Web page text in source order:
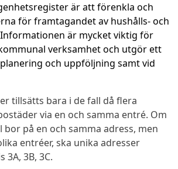
är att förenkla och
för framtagandet av hushålls- och
är mycket viktig för
verksamhet och utgör ett
och uppföljning samt vid
tillsätts bara i de fall då flera
via en och samma entré. Om
på en och samma adress, men
entréer, ska unika adresser
3A, 3B, 3C.